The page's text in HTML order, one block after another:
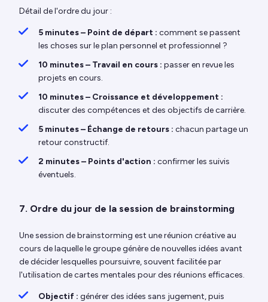
Détail de l'ordre du jour :
5 minutes – Point de départ : comment se passent
les choses sur le plan personnel et professionnel ?
10 minutes – Travail en cours : passer en revue les
projets en cours.
10 minutes – Croissance et développement :
discuter des compétences et des objectifs de carrière.
5 minutes – Échange de retours : chacun partage un
retour constructif.
2 minutes – Points d'action : confirmer les suivis
éventuels.
7. Ordre du jour de la session de brainstorming
Une session de brainstorming est une réunion créative au
cours de laquelle le groupe génère de nouvelles idées avant
de décider lesquelles poursuivre, souvent facilitée par
l'utilisation de cartes mentales pour des réunions efficaces.
Objectif : générer des idées sans jugement, puis